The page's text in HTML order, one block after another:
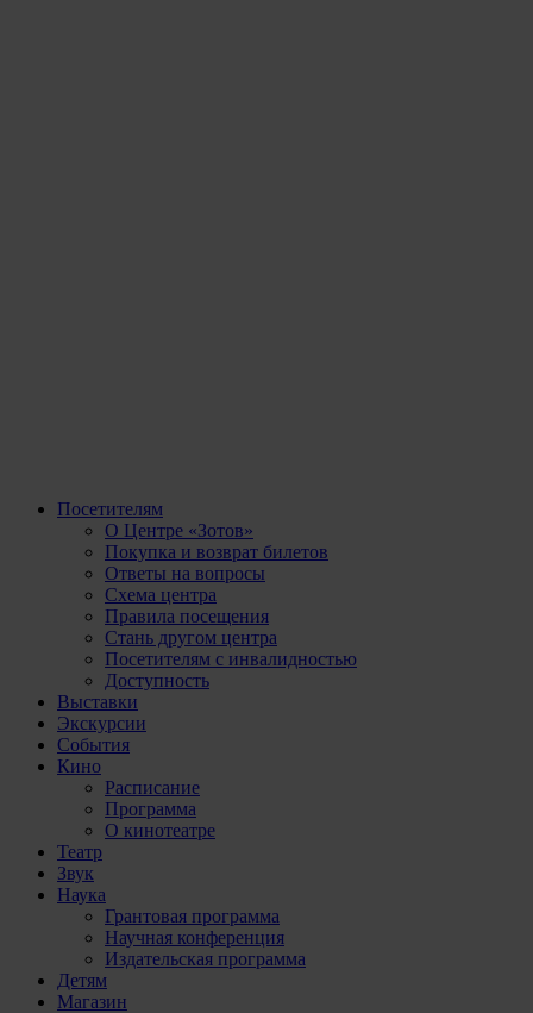
Посетителям
О Центре «Зотов»
Покупка и возврат билетов
Ответы на вопросы
Схема центра
Правила посещения
Стань другом центра
Посетителям с инвалидностью
Доступность
Выставки
Экскурсии
События
Кино
Расписание
Программа
О кинотеатре
Театр
Звук
Наука
Грантовая программа
Научная конференция
Издательская программа
Детям
Магазин